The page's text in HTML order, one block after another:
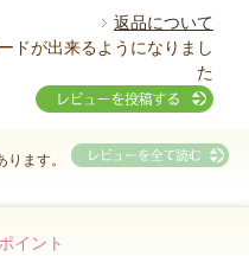
返品について
ドが出来るようになりまし
た
ます。
イント